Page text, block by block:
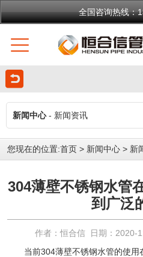
全国咨询热线：
新闻中心- 新闻资讯
您现在的位置:首页 > 新闻中心 > 新
304薄壁不锈钢水管
到广泛
作者：恒合信 日期：2020-
当前304薄壁不锈钢水管的使用